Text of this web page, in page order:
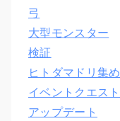
弓
大型モンスター
検証
ヒトダマドリ集め
イベントクエスト
アップデート